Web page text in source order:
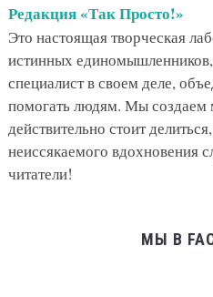
Редакция «Так Просто!»
Это настоящая творческая
истинных
специалист в своем деле,
помогать людям. Мы создаем
действительно стоит
неиссякаемого вдохновения
читатели!
МЫ В